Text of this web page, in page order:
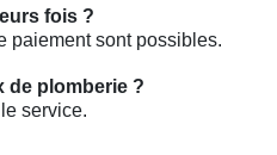
fois ?
paiement sont possibles.
de plomberie ?
service.